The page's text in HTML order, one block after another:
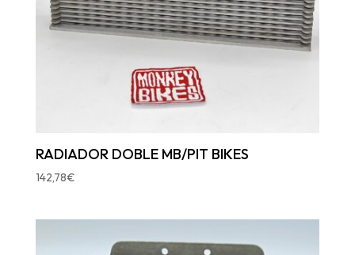
RADIADOR DOBLE MB/PIT BIKES
142,78€